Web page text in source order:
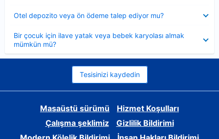
Otel depozito veya ön ödeme talep ediyor mu?
Bir çocuk için ilave yatak veya bebek karyolası almak
mümkün mü?
Tesisinizi kaydedin
Masaüstü sürümü
Hizmet Koşulları
Çalışma şeklimiz
Gizlilik Bildirimi